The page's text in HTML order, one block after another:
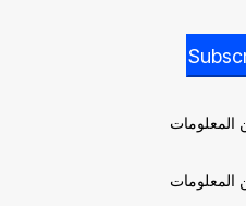
المعلومات
المعلومات